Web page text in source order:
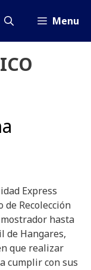
Menu
Express
de Recolección
hasta
de Hangares,
que realizar
cumplir con sus